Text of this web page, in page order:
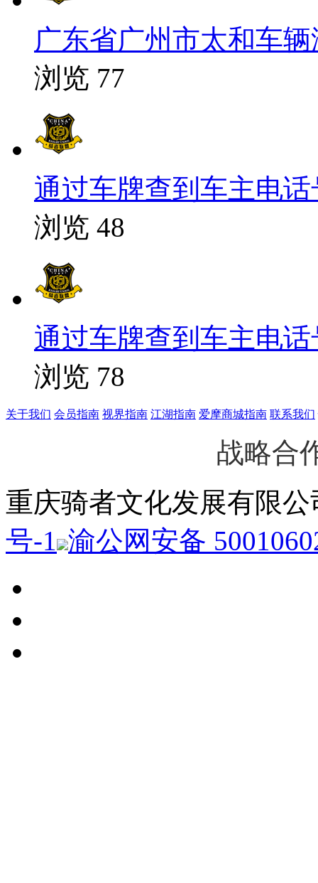
广东省广州市太和车辆
浏览 77
通过车牌查到车主电话
浏览 48
通过车牌查到车主电话
浏览 78
关于我们 会员指南 视界指南 江湖指南 爱摩商城指南 联系我们
战略合
重庆骑者文化发展有限
号-1 渝公网安备